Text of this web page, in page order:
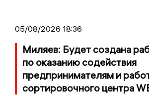
05/08/2026 18:36
Миляев: Будет создана
по оказанию содействия
предпринимателям и
сортировочного центра